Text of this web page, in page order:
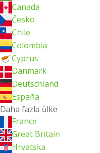
Canada
Česko
Chile
Colombia
Cyprus
Danmark
Deutschland
España
Daha fazla ülke
France
Great Britain
Hrvatska